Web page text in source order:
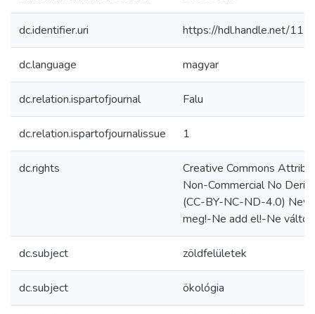
dc.identifier.uri https://hdl.handle.net/
dc.language magyar
dc.relation.ispartofjournal Falu
dc.relation.ispartofjournalissue 1
dc.rights
Creative Commons
Non-Commercial No
(CC-BY-NC-ND-4.0)
meg!-Ne add el!-Ne
dc.subject zöldfelületek
dc.subject ökológia